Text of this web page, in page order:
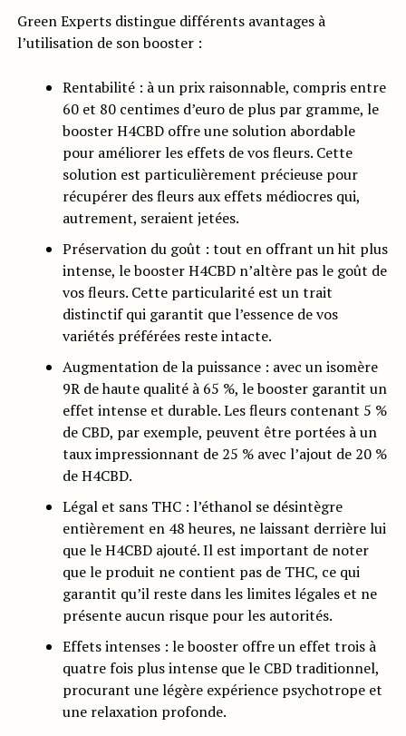
Green Experts distingue différents avantages à
l’utilisation de son booster :
Rentabilité : à un prix raisonnable, compris entre
60 et 80 centimes d’euro de plus par gramme, le
booster H4CBD offre une solution abordable
pour améliorer les effets de vos fleurs. Cette
solution est particulièrement précieuse pour
récupérer des fleurs aux effets médiocres qui,
autrement, seraient jetées.
Préservation du goût : tout en offrant un hit plus
intense, le booster H4CBD n’altère pas le goût de
vos fleurs. Cette particularité est un trait
distinctif qui garantit que l’essence de vos
variétés préférées reste intacte.
Augmentation de la puissance : avec un isomère
9R de haute qualité à 65 %, le booster garantit un
effet intense et durable. Les fleurs contenant 5 %
de CBD, par exemple, peuvent être portées à un
taux impressionnant de 25 % avec l’ajout de 20 %
de H4CBD.
Légal et sans THC : l’éthanol se désintègre
entièrement en 48 heures, ne laissant derrière lui
que le H4CBD ajouté. Il est important de noter
que le produit ne contient pas de THC, ce qui
garantit qu’il reste dans les limites légales et ne
présente aucun risque pour les autorités.
Effets intenses : le booster offre un effet trois à
quatre fois plus intense que le CBD traditionnel,
procurant une légère expérience psychotrope et
une relaxation profonde.